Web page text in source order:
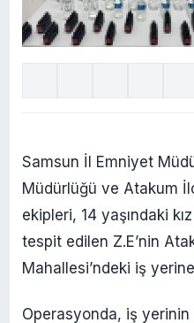
Samsun İl Emniyet
Müdürlüğü ve Atakum
ekipleri, 14 yaşındaki
tespit edilen Z.E’nin
Mahallesi’ndeki iş
Operasyonda, iş